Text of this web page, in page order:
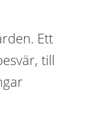
Ett
till